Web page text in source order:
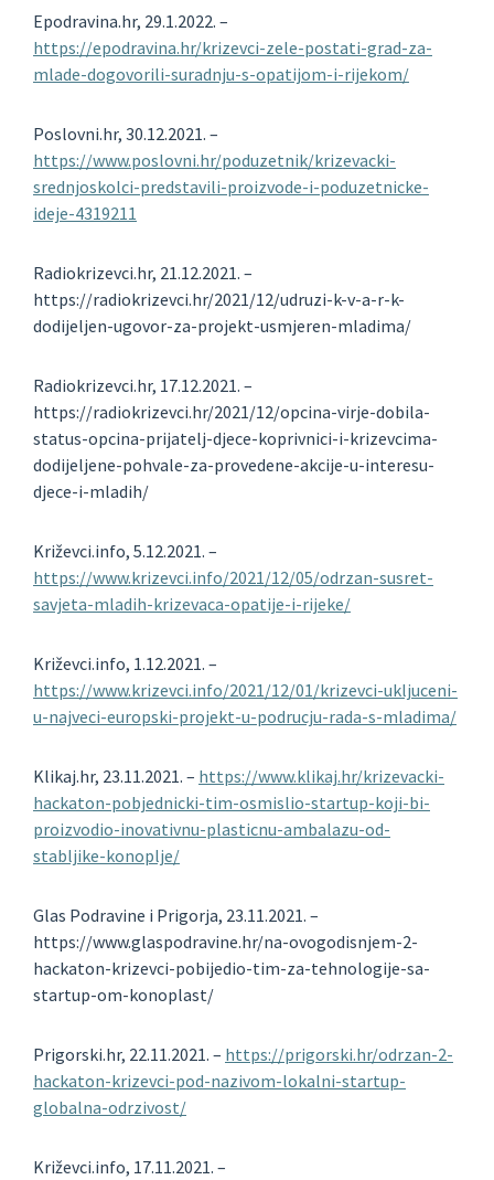
Epodravina.hr, 29.1.2022. –
https://epodravina.hr/krizevci-zele-postati-grad-za-
mlade-dogovorili-suradnju-s-opatijom-i-rijekom/
Poslovni.hr, 30.12.2021. –
https://www.poslovni.hr/poduzetnik/krizevacki-
srednjoskolci-predstavili-proizvode-i-poduzetnicke-
ideje-4319211
Radiokrizevci.hr, 21.12.2021. –
https://radiokrizevci.hr/2021/12/udruzi-k-v-a-r-k-
dodijeljen-ugovor-za-projekt-usmjeren-mladima/
Radiokrizevci.hr, 17.12.2021. –
https://radiokrizevci.hr/2021/12/opcina-virje-dobila-
status-opcina-prijatelj-djece-koprivnici-i-krizevcima-
dodijeljene-pohvale-za-provedene-akcije-u-interesu-
djece-i-mladih/
Križevci.info, 5.12.2021. –
https://www.krizevci.info/2021/12/05/odrzan-susret-
savjeta-mladih-krizevaca-opatije-i-rijeke/
Križevci.info, 1.12.2021. –
https://www.krizevci.info/2021/12/01/krizevci-ukljuceni-
u-najveci-europski-projekt-u-podrucju-rada-s-mladima/
Klikaj.hr, 23.11.2021. – https://www.klikaj.hr/krizevacki-
hackaton-pobjednicki-tim-osmislio-startup-koji-bi-
proizvodio-inovativnu-plasticnu-ambalazu-od-
stabljike-konoplje/
Glas Podravine i Prigorja, 23.11.2021. –
https://www.glaspodravine.hr/na-ovogodisnjem-2-
hackaton-krizevci-pobijedio-tim-za-tehnologije-sa-
startup-om-konoplast/
Prigorski.hr, 22.11.2021. – https://prigorski.hr/odrzan-2-
hackaton-krizevci-pod-nazivom-lokalni-startup-
globalna-odrzivost/
Križevci.info, 17.11.2021. –